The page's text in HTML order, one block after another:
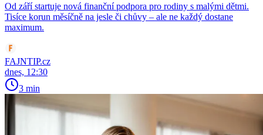
Od září startuje nová finanční podpora pro rodiny s malými dětmi.
Tisíce korun měsíčně na jesle či chůvy – ale ne každý dostane
maximum.
FAJNTIP.cz
dnes, 12:30
3 min